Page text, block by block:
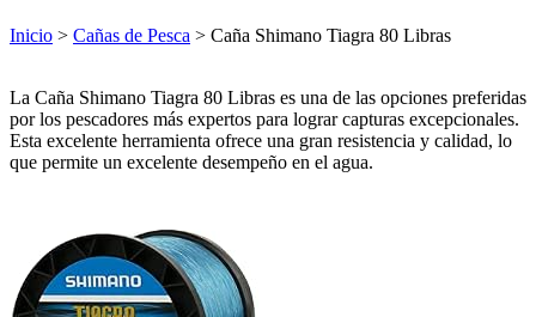
Inicio > Cañas de Pesca > Caña Shimano Tiagra 80 Libras
La Caña Shimano Tiagra 80 Libras es una de las opciones preferidas
por los pescadores más expertos para lograr capturas excepcionales.
Esta excelente herramienta ofrece una gran resistencia y calidad, lo
que permite un excelente desempeño en el agua.